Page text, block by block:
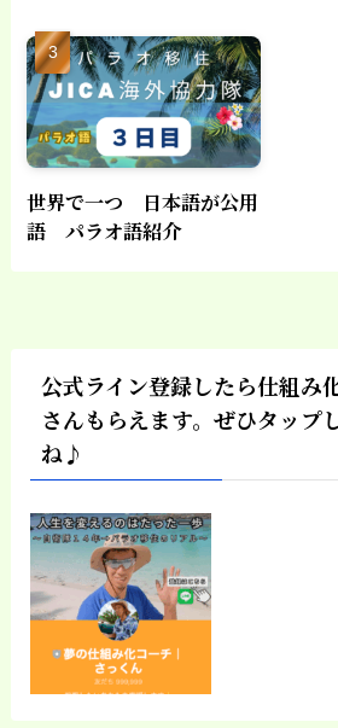
世界で一つ 日本語が公用
語 パラオ語紹介
公式ライン登録したら仕組み
さんもらえます。ぜひタップ
ね♪